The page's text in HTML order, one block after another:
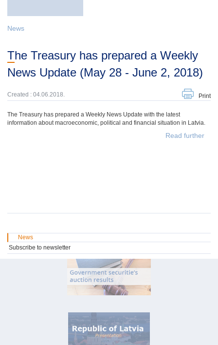
News
The Treasury has prepared a Weekly
News Update (May 28 - June 2, 2018)
Created : 04.06.2018. Print
The Treasury has prepared a Weekly News Update with the latest
information about macroeconomic, political and financial situation in Latvia.
Read further
News
Subscribe to newsletter